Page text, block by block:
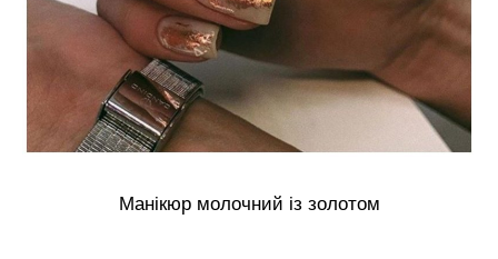
Манікюр молочний із золотом